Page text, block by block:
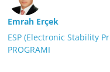
Emrah Erçek
ESP (Electronic Stability
PROGRAMI